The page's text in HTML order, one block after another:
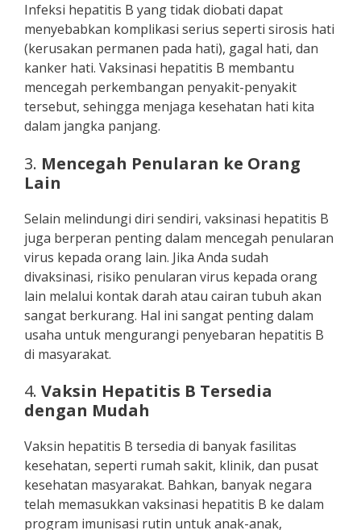
Infeksi hepatitis B yang tidak diobati dapat
menyebabkan komplikasi serius seperti sirosis hati
(kerusakan permanen pada hati), gagal hati, dan
kanker hati. Vaksinasi hepatitis B membantu
mencegah perkembangan penyakit-penyakit
tersebut, sehingga menjaga kesehatan hati kita
dalam jangka panjang.
3. Mencegah Penularan ke Orang
Lain
Selain melindungi diri sendiri, vaksinasi hepatitis B
juga berperan penting dalam mencegah penularan
virus kepada orang lain. Jika Anda sudah
divaksinasi, risiko penularan virus kepada orang
lain melalui kontak darah atau cairan tubuh akan
sangat berkurang. Hal ini sangat penting dalam
usaha untuk mengurangi penyebaran hepatitis B
di masyarakat.
4. Vaksin Hepatitis B Tersedia
dengan Mudah
Vaksin hepatitis B tersedia di banyak fasilitas
kesehatan, seperti rumah sakit, klinik, dan pusat
kesehatan masyarakat. Bahkan, banyak negara
telah memasukkan vaksinasi hepatitis B ke dalam
program imunisasi rutin untuk anak-anak,